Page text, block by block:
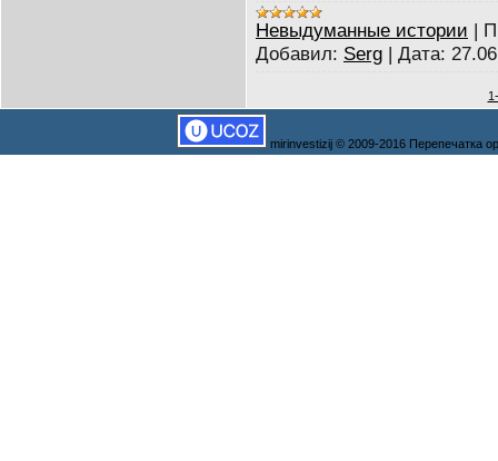
Невыдуманные истории |
Добавил: Serg | Дата:
mirinvestizij © 2009-2016 Перепечатка